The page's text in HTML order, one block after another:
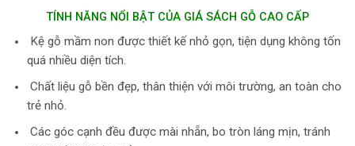
TÍNH NĂNG NỔI BẬT CỦA GIÁ SÁCH GỖ CAO CẤP
Kệ gỗ mầm non được thiết kế nhỏ gọn, tiện dụng không tốn
quá nhiều diện tích.
Chất liệu gỗ bền đẹp, thân thiện với môi trường, an toàn cho
trẻ nhỏ.
Các góc cạnh đều được mài nhẵn, bo tròn láng mịn, tránh